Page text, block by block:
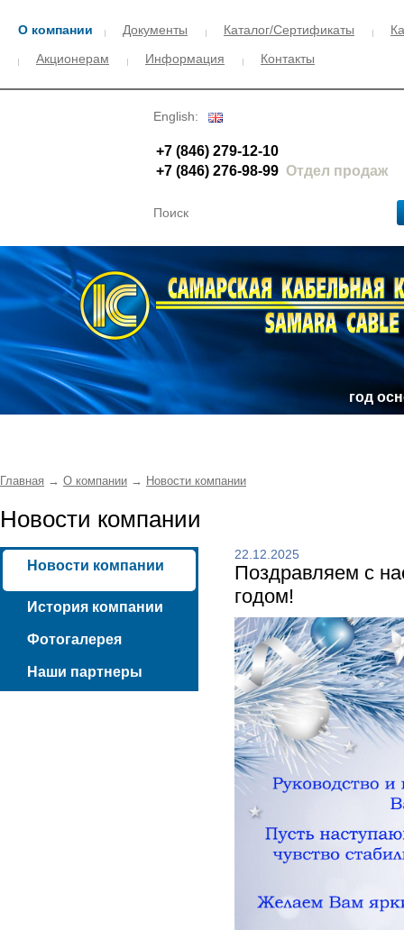
О компании Документы Каталог/Сертификаты
Акционерам
Информация Контакты
English:
+7 (846) 279-12-10
+7 (846) 276-98-99 Отдел продаж
год
Главная → О компании → Новости компании
Новости компании
Новости компании
История компании
Фотогалерея
Наши партнеры
22.12.2025
Поздравляем с
годом!